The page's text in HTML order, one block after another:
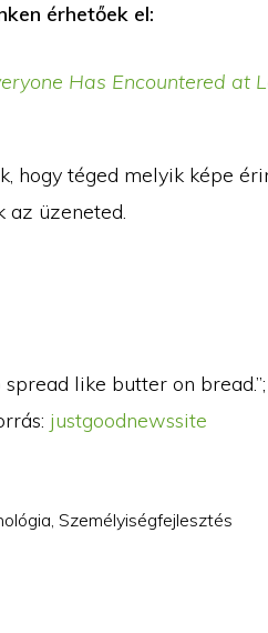
érhetőek el:
Has Encountered at
hogy téged melyik képe
az üzeneted.
like butter on bread.”;
justgoodnewssite
, Személyiségfejlesztés